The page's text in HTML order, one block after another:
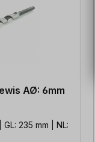
AØ: 6mm
235 mm | NL: